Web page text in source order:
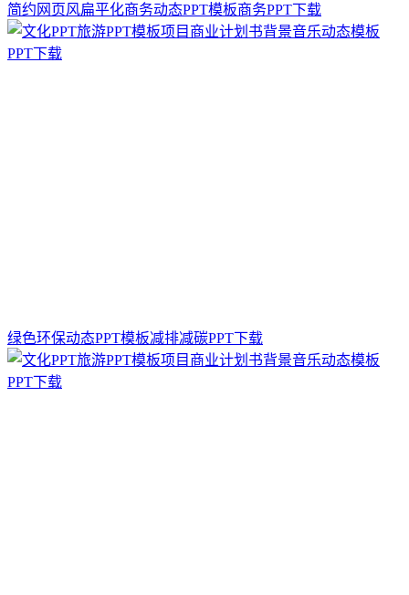
简约网页风扁平化商务动态PPT模板商务PPT下载
绿色环保动态PPT模板减排减碳PPT下载